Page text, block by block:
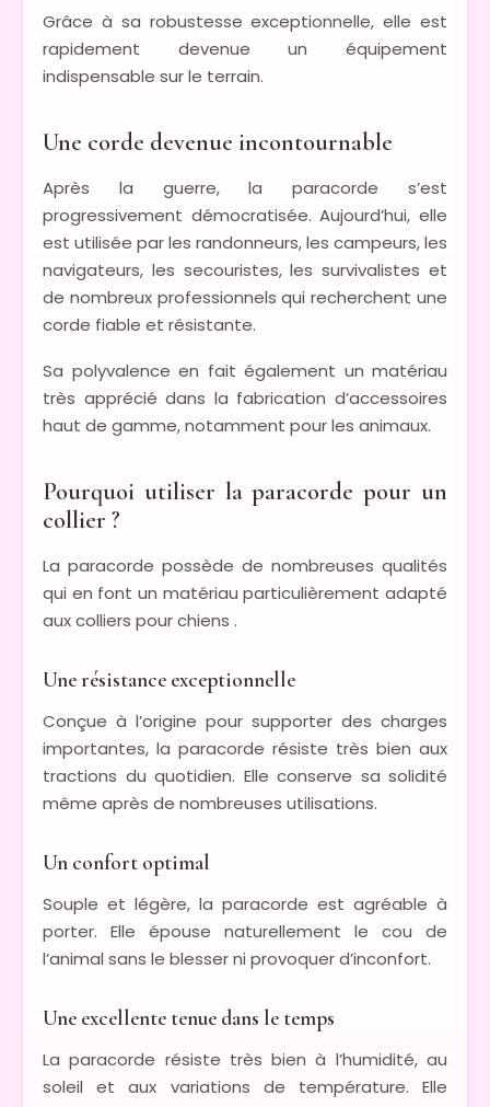
Grâce à sa robustesse exceptionnelle, elle est
rapidement devenue un équipement
indispensable sur le terrain.
Une corde devenue incontournable
Après la guerre, la paracorde s’est
progressivement démocratisée. Aujourd’hui, elle
est utilisée par les randonneurs, les campeurs, les
navigateurs, les secouristes, les survivalistes et
de nombreux professionnels qui recherchent une
corde fiable et résistante.
Sa polyvalence en fait également un matériau
très apprécié dans la fabrication d’accessoires
haut de gamme, notamment pour les animaux.
Pourquoi utiliser la paracorde pour un
collier ?
La paracorde possède de nombreuses qualités
qui en font un matériau particulièrement adapté
aux colliers pour chiens .
Une résistance exceptionnelle
Conçue à l’origine pour supporter des charges
importantes, la paracorde résiste très bien aux
tractions du quotidien. Elle conserve sa solidité
même après de nombreuses utilisations.
Un confort optimal
Souple et légère, la paracorde est agréable à
porter. Elle épouse naturellement le cou de
l’animal sans le blesser ni provoquer d’inconfort.
Une excellente tenue dans le temps
La paracorde résiste très bien à l’humidité, au
soleil et aux variations de température. Elle